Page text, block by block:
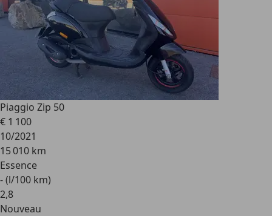
Piaggio Zip 50
€ 1 100
10/2021
15 010 km
Essence
- (l/100 km)
2,8
Nouveau